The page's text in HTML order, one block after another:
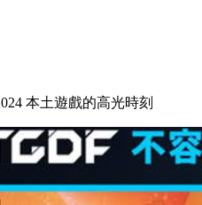
本土遊戲的高光時刻